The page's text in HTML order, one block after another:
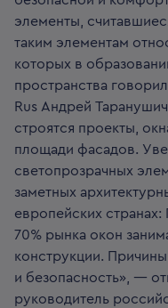
элементы,
таким элементам
которых в
пространства
Rus Андрей
строятся проекты,
площади фасадов.
светопрозрачных
заметных
европейских
70% рынка окон
конструкции.
и безопасность», —
руководитель